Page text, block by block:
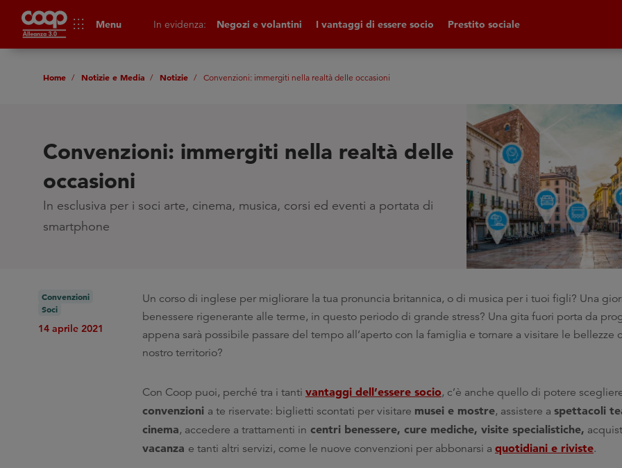
apps Menu In evidenza: Negozi e volantini I vantaggi di essere socio Prestito sociale
Home Notizie e Media Notizie Convenzioni: immergiti nella realtà delle occasioni
Convenzioni: immergiti nella realtà delle
occasioni
In esclusiva per i soci arte, cinema, musica, corsi ed eventi a portata di
smartphone
Convenzioni
Soci
14 aprile 2021
Un corso di inglese per migliorare la tua pronuncia britannica, o di musica per i tuoi figli? Una
benessere rigenerante alle terme, in questo periodo di grande stress? Una gita fuori porta da
appena sarà possibile passare del tempo all’aperto con la famiglia e tornare a visitare le bellezze
nostro territorio?
Con Coop puoi, perché tra i tanti vantaggi dell’essere socio, c’è anche quello di potere
convenzioni a te riservate: biglietti scontati per visitare musei e mostre, assistere a spettacoli
cinema, accedere a trattamenti in centri benessere, cure mediche, visite specialistiche,
vacanza e tanti altri servizi, come le nuove convenzioni per abbonarsi a quotidiani e riviste.